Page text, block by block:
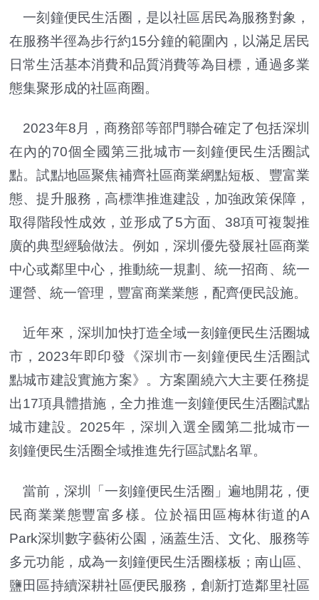
一刻鐘便民生活圈，是以社區居民為服務對象，
在服務半徑為步行約15分鐘的範圍內，以滿足居民
日常生活基本消費和品質消費等為目標，通過多業
態集聚形成的社區商圈。
2023年8月，商務部等部門聯合確定了包括深圳
在內的70個全國第三批城市一刻鐘便民生活圈試
點。試點地區聚焦補齊社區商業網點短板、豐富業
態、提升服務，高標準推進建設，加強政策保障，
取得階段性成效，並形成了5方面、38項可複製推
廣的典型經驗做法。例如，深圳優先發展社區商業
中心或鄰里中心，推動統一規劃、統一招商、統一
運營、統一管理，豐富商業業態，配齊便民設施。
近年來，深圳加快打造全域一刻鐘便民生活圈城
市，2023年即印發《深圳市一刻鐘便民生活圈試
點城市建設實施方案》。方案圍繞六大主要任務提
出17項具體措施，全力推進一刻鐘便民生活圈試點
城市建設。2025年，深圳入選全國第二批城市一
刻鐘便民生活圈全域推進先行區試點名單。
當前，深圳「一刻鐘便民生活圈」遍地開花，便
民商業業態豐富多樣。位於福田區梅林街道的A
Park深圳數字藝術公園，涵蓋生活、文化、服務等
多元功能，成為一刻鐘便民生活圈樣板；南山區、
鹽田區持續深耕社區便民服務，創新打造鄰里社區